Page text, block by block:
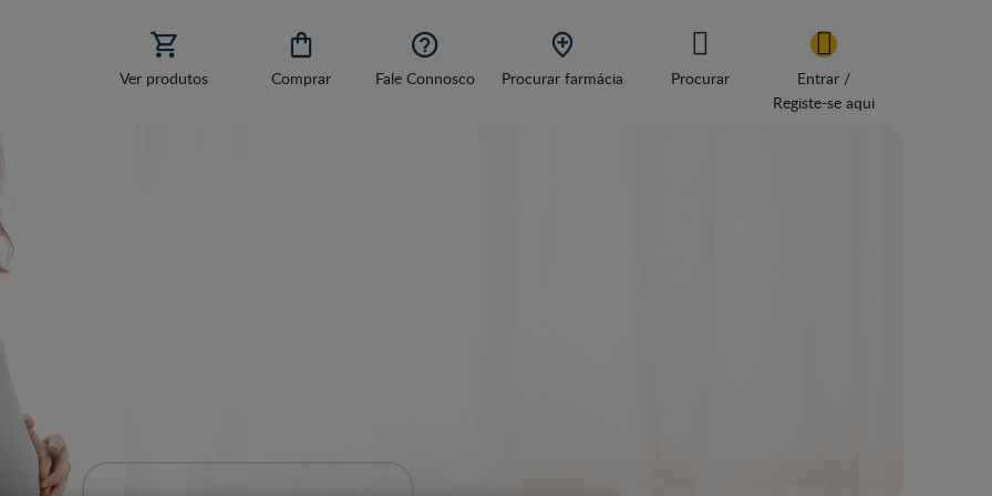

Ver produtos

Comprar

Fale Connosco

Procurar farmácia Procurar
Entrar /
Registe-se aqui